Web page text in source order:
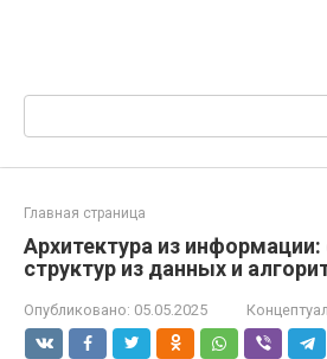
Поиск:
Главная страница
Архитектура из информации:
структур из данных и
Опубликовано: 05.05.2025